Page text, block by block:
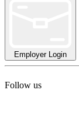
Employer Login
Follow us